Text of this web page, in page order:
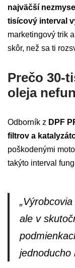
najväčší
tisícový interval
marketingový trik
skôr, než sa ti
Prečo 30-
oleja
Odborník z DPF
filtrov a
poškodenými
takýto interval
ale v
jednoducho